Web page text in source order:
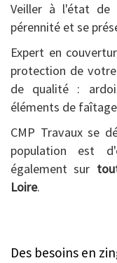
Veiller à l'état de
pérennité et se
Expert en
protection de
de qualité :
éléments de
CMP Travaux se
population est
également sur
Loire.
Des besoins en